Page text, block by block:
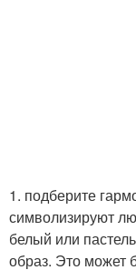
1. подберите
символизируют
белый или
образ. Это может